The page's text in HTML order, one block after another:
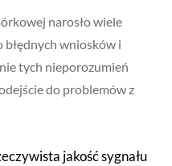
narosło wiele
wniosków i
tych nieporozumień
do problemów z
jakość sygnału